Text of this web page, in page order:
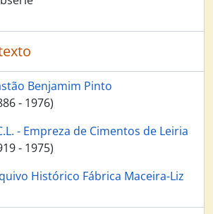
Benjamim Pinto
- 1976)
- Empreza de Cimentos de Leiria
- 1975)
Histórico Fábrica Maceira-Liz